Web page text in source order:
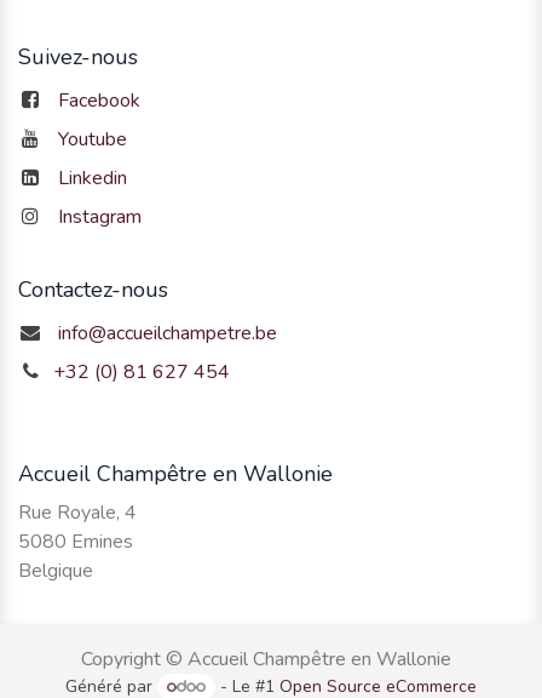
Suivez-nous
Facebook
Youtube
Linkedin
Instagram
Contactez-nous
info@accueilchampetre.be
+32 (0) 81 627 454
Accueil Champêtre en Wallonie
Rue Royale, 4
5080 Emines
Belgique
Copyright © Accueil Champêtre en Wallonie
Généré par - Le #1Open Source eCommerce